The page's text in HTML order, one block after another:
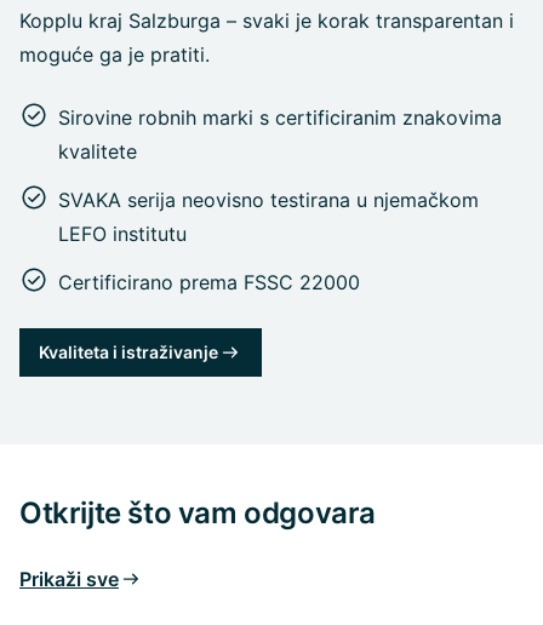
Kopplu kraj Salzburga – svaki je korak transparentan i
moguće ga je pratiti.
Sirovine robnih marki s certificiranim znakovima
kvalitete
SVAKA serija neovisno testirana u njemačkom
LEFO institutu
Certificirano prema FSSC 22000
Kvaliteta i istraživanje
Otkrijte što vam odgovara
Prikaži sve